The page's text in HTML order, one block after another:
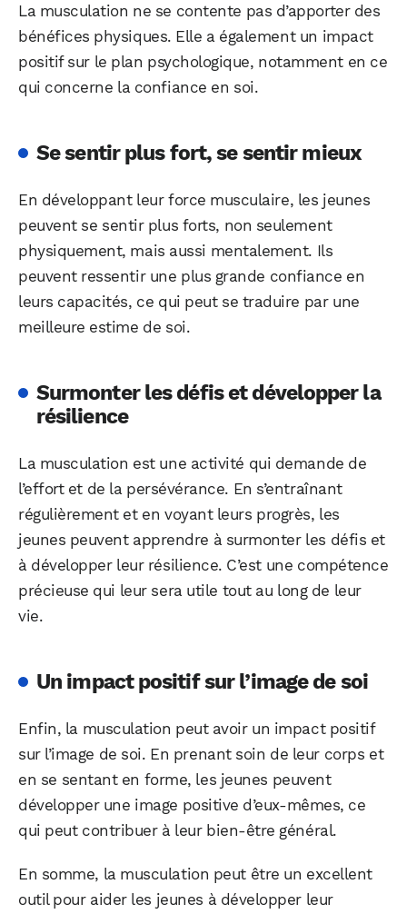
La musculation ne se contente pas d’apporter des
bénéfices physiques. Elle a également un impact
positif sur le plan psychologique, notamment en ce
qui concerne la confiance en soi.
Se sentir plus fort, se sentir mieux
En développant leur force musculaire, les jeunes
peuvent se sentir plus forts, non seulement
physiquement, mais aussi mentalement. Ils
peuvent ressentir une plus grande confiance en
leurs capacités, ce qui peut se traduire par une
meilleure estime de soi.
Surmonter les défis et développer la
résilience
La musculation est une activité qui demande de
l’effort et de la persévérance. En s’entraînant
régulièrement et en voyant leurs progrès, les
jeunes peuvent apprendre à surmonter les défis et
à développer leur résilience. C’est une compétence
précieuse qui leur sera utile tout au long de leur
vie.
Un impact positif sur l’image de soi
Enfin, la musculation peut avoir un impact positif
sur l’image de soi. En prenant soin de leur corps et
en se sentant en forme, les jeunes peuvent
développer une image positive d’eux-mêmes, ce
qui peut contribuer à leur bien-être général.
En somme, la musculation peut être un excellent
outil pour aider les jeunes à développer leur